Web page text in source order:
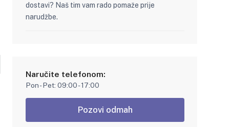
dostavi? Naš tim vam rado pomaže prije
narudžbe.
Naručite telefonom:
Pon - Pet: 09:00 - 17:00
Pozovi odmah